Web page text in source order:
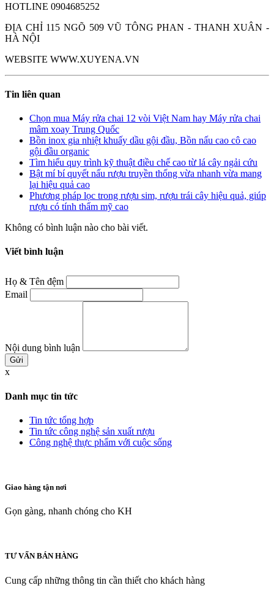
HOTLINE 0904685252
ĐỊA CHỈ 115 NGÕ 509 VŨ TÔNG PHAN - THANH XUÂN -
HÀ NỘI
WEBSITE WWW.XUYENA.VN
Tin liên quan
Chọn mua Máy rửa chai 12 vòi Việt Nam hay Máy rửa chai
mâm xoay Trung Quốc
Bồn inox gia nhiệt khuấy dầu gội đầu, Bồn nấu cao cô cao
gội đầu organic
Tìm hiểu quy trình kỹ thuật điều chế cao từ lá cây ngải cứu
Bật mí bí quyết nấu rượu truyền thống vừa nhanh vừa mang
lại hiệu quả cao
Phương pháp lọc trong rượu sim, rượu trái cây hiệu quả, giúp
rượu có tính thẩm mỹ cao
Không có bình luận nào cho bài viết.
Viết bình luận
Họ & Tên đệm
Email
Nội dung bình luận
x
Danh mục tin tức
Tin tức tổng hợp
Tin tức công nghệ sản xuất rượu
Công nghệ thực phẩm với cuộc sống
Giao hàng tận nơi
Gọn gàng, nhanh chóng cho KH
TƯ VẤN BÁN HÀNG
Cung cấp những thông tin cần thiết cho khách hàng